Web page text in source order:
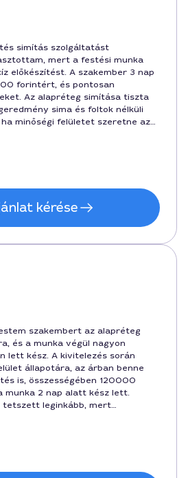
simítás szolgáltatást
mert a festési munka
előkészítést. A szakember 3 nap
forintért, és pontosan
Az alapréteg simítása tiszta
sima és foltok nélküli
minőségi felületet szeretne az
kérése
szakembert az alapréteg
és a munka végül nagyon
lett kész. A kivitelezés során
állapotára, az árban benne
is, összességében 120000
2 nap alatt kész lett.
tetszett leginkább, mert